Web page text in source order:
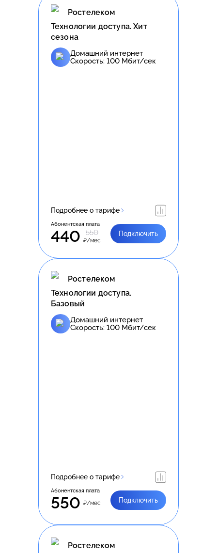
Ростелеком
Технологии доступа. Хит
сезона
Домашний интернет
Скорость: 100 Мбит/сек
Подробнее о тарифе
Абонентская плата
440 550
₽/мес
Подключить
Ростелеком
Технологии доступа.
Базовый
Домашний интернет
Скорость: 100 Мбит/сек
Подробнее о тарифе
Абонентская плата
550 ₽/мес Подключить
Ростелеком